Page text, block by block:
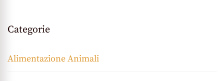
Categorie
Alimentazione Animali